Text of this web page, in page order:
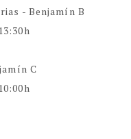
- Benjamín B
C